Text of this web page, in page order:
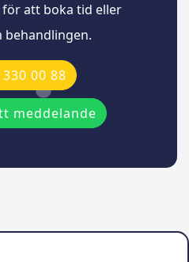
att boka tid eller
00 88
meddelande